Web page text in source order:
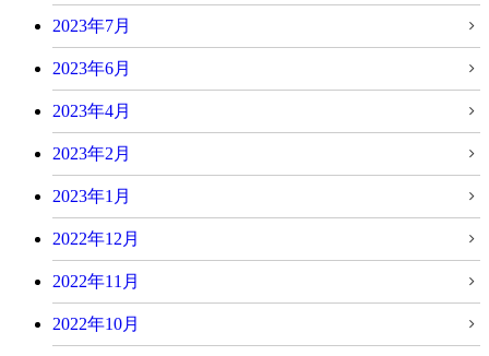
2023年7月
2023年6月
2023年4月
2023年2月
2023年1月
2022年12月
2022年11月
2022年10月